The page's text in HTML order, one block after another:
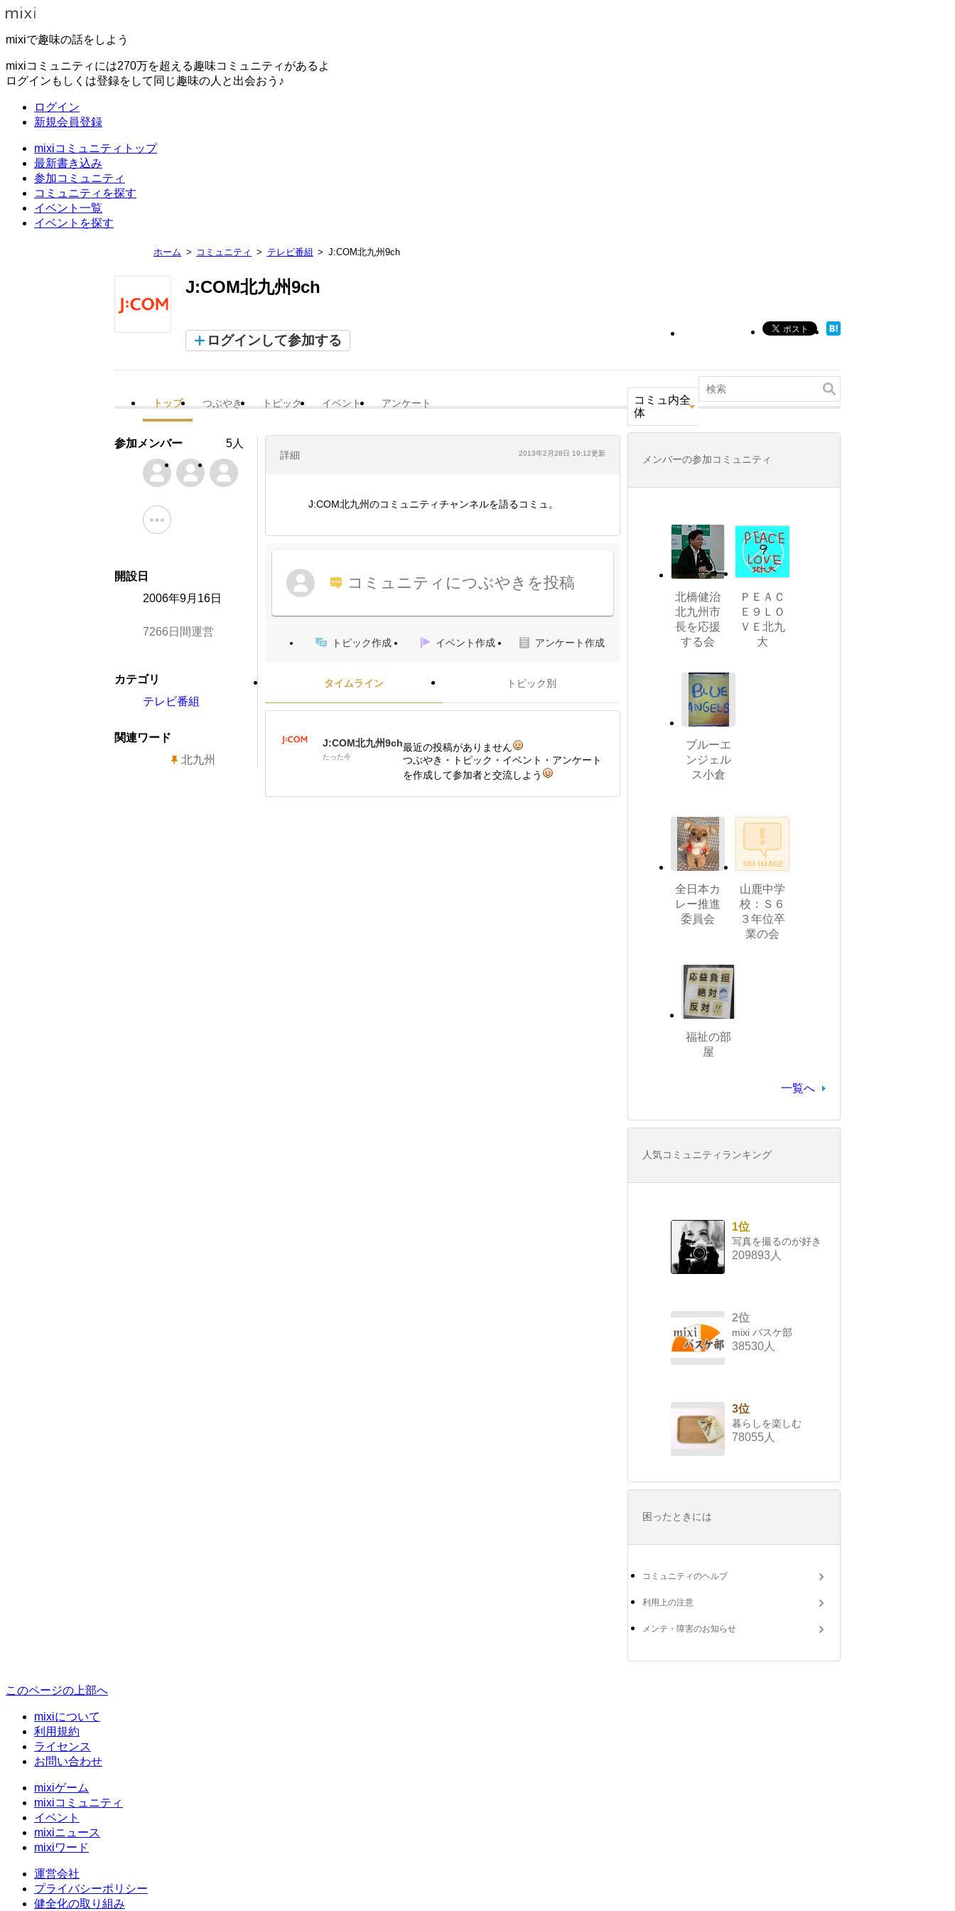
mixiで趣味の話をしよう
mixiコミュニティには270万を超える趣味コミュニティがあるよ
ログインもしくは登録をして同じ趣味の人と出会おう♪
ログイン
新規会員登録
mixiコミュニティトップ
最新書き込み
参加コミュニティ
コミュニティを探す
イベント一覧
イベントを探す
ホーム コミュニティ テレビ番組 J:COM北九州9ch
J:COM北九州9ch
ログインして参加する
トップ つぶやき トピック イベント アンケート
コミュ内全
体
詳細 2013年2月28日 19:12更新
J:COM北九州のコミュニティチャンネルを語るコミュ。
コミュニティにつぶやきを投稿
トピック作成 イベント作成 アンケート作成
タイムライン トピック別
J:COM北九州9ch
たった今
最近の投稿がありません
つぶやき・トピック・イベント・アンケート
を作成して参加者と交流しよう
参加メンバー 5人
開設日
2006年9月16日
7266日間運営
カテゴリ
テレビ番組
関連ワード
北九州
メンバーの参加コミュニティ
北橋健治
北九州市
長を応援
する会
ＰＥＡＣ
Ｅ９ＬＯ
ＶＥ北九
大
ブルーエ
ンジェル
ス小倉
全日本カ
レー推進
委員会
山鹿中学
校：Ｓ６
３年位卒
業の会
福祉の部
屋
一覧へ
人気コミュニティランキング
1位
写真を撮るのが好き
209893人
2位
mixi バスケ部
38530人
3位
暮らしを楽しむ
78055人
困ったときには
コミュニティのヘルプ
利用上の注意
メンテ・障害のお知らせ
このページの上部へ
mixiについて
利用規約
ライセンス
お問い合わせ
mixiゲーム
mixiコミュニティ
イベント
mixiニュース
mixiワード
運営会社
プライバシーポリシー
健全化の取り組み